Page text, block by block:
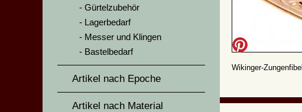
Gürtelzubehör
Lagerbedarf
Messer und Klingen
Bastelbedarf
Artikel nach Epoche
Artikel nach Material
Wikinger-